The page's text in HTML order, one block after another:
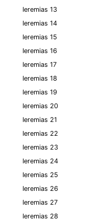
Ieremias 13
Ieremias 14
Ieremias 15
Ieremias 16
Ieremias 17
Ieremias 18
Ieremias 19
Ieremias 20
Ieremias 21
Ieremias 22
Ieremias 23
Ieremias 24
Ieremias 25
Ieremias 26
Ieremias 27
Ieremias 28